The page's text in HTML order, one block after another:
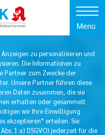
Menü
zu personalisieren und
Die Informationen zu
Partner zum Zwecke der
Unsere Partner führen diese
Daten zusammen, die sie
erhalten oder gesammelt
wir Ihre Einwilligung
akzeptieren“ erteilen. Sie
1 a) DSGVO) jederzeit für die